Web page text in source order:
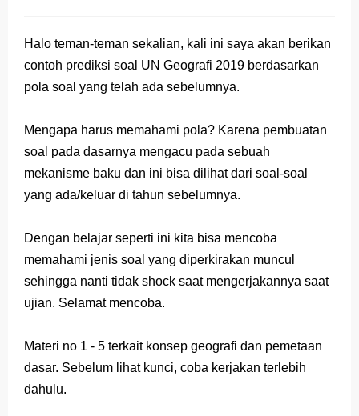
Pembahasan Soal OSN-K Geografi 2025 No 16-20
Pembahasan Soal OSN-K Geografi 2025 No 11-15
Pembahasan Soal OSN-K Geografi 2025 No 1-5
Bocoran 150 Bank Soal Dasar OSN Geografi 2026 Part 1 [Wajib Baca]
Bencana Banjir Bandang di Sumatra Salah Manusia
Gratis, Pre Test Online Calon Pejuang OSN Geografi 2026
50 Latihan Prediksi Soal TKA Sosiologi 2025 + Kunci
Prediksi Soal TKA Geografi Topik Konsep Geografi + Kunci
Latihan Soal TKA Geografi 2025 Topik Analisa Informasi Geospasial
STOP Belajar Geografi Pakai Cara Lama! 😤 TKA 2025 Beda Level. Kuasai 150 Bank Soal HOTS Sekarang!
Halo teman-teman sekalian, kali ini saya akan berikan
contoh prediksi soal UN Geografi 2019 berdasarkan
pola soal yang telah ada sebelumnya.
Mengapa harus memahami pola? Karena pembuatan
soal pada dasarnya mengacu pada sebuah
mekanisme baku dan ini bisa dilihat dari soal-soal
yang ada/keluar di tahun sebelumnya.
Dengan belajar seperti ini kita bisa mencoba
memahami jenis soal yang diperkirakan muncul
sehingga nanti tidak shock saat mengerjakannya saat
ujian. Selamat mencoba.
Materi no 1 - 5 terkait konsep geografi dan pemetaan
dasar. Sebelum lihat kunci, coba kerjakan terlebih
dahulu.